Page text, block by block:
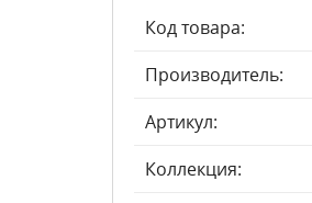
Код товара:
Производитель:
Артикул:
Коллекция: